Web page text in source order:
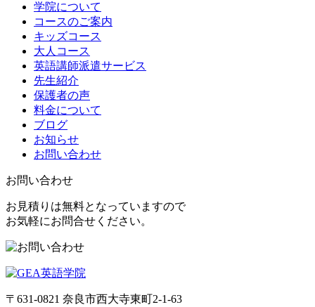
学院について
コースのご案内
キッズコース
大人コース
英語講師派遣サービス
先生紹介
保護者の声
料金について
ブログ
お知らせ
お問い合わせ
お問い合わせ
お見積りは無料となっていますので
お気軽にお問合せください。
〒631-0821 奈良市西大寺東町2-1-63